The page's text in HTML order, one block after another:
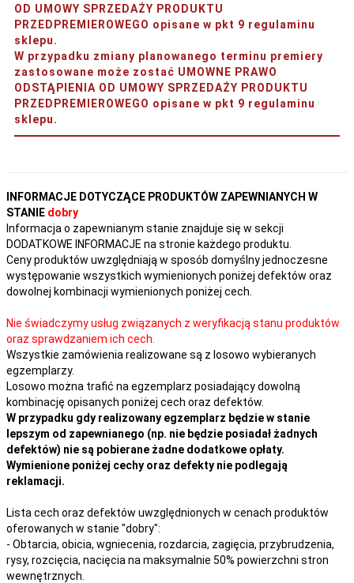
OD UMOWY SPRZEDAŻY PRODUKTU
PRZEDPREMIEROWEGO opisane w pkt 9 regulaminu
sklepu.
W przypadku zmiany planowanego terminu premiery
zastosowane może zostać UMOWNE PRAWO
ODSTĄPIENIA OD UMOWY SPRZEDAŻY PRODUKTU
PRZEDPREMIEROWEGO opisane w pkt 9 regulaminu
sklepu.
INFORMACJE DOTYCZĄCE PRODUKTÓW ZAPEWNIANYCH W
STANIE dobry
Informacja o zapewnianym stanie znajduje się w sekcji
DODATKOWE INFORMACJE na stronie każdego produktu.
Ceny produktów uwzględniają w sposób domyślny jednoczesne
występowanie wszystkich wymienionych poniżej defektów oraz
dowolnej kombinacji wymienionych poniżej cech.
Nie świadczymy usług związanych z weryfikacją stanu produktów
oraz sprawdzaniem ich cech.
Wszystkie zamówienia realizowane są z losowo wybieranych
egzemplarzy.
Losowo można trafić na egzemplarz posiadający dowolną
kombinację opisanych poniżej cech oraz defektów.
W przypadku gdy realizowany egzemplarz będzie w stanie
lepszym od zapewnianego (np. nie będzie posiadał żadnych
defektów) nie są pobierane żadne dodatkowe opłaty.
Wymienione poniżej cechy oraz defekty nie podlegają
reklamacji.
Lista cech oraz defektów uwzględnionych w cenach produktów
oferowanych w stanie "dobry":
- Obtarcia, obicia, wgniecenia, rozdarcia, zagięcia, przybrudzenia,
rysy, rozcięcia, nacięcia na maksymalnie 50% powierzchni stron
wewnętrznych.